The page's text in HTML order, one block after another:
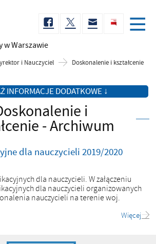
w Warszawie
i Nauczyciel Doskonalenie i kształcenie
INFORMACJE DODATKOWE ↓
i
- Archiwum
dla nauczycieli 2019/2020
dla nauczycieli. W załączeniu
dla nauczycieli organizowanych
nauczycieli na terenie woj.
Więcej